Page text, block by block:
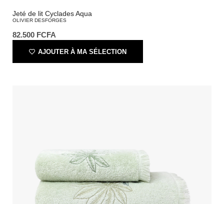
Jeté de lit Cyclades Aqua
OLIVIER DESFORGES
82.500 FCFA
AJOUTER À MA SÉLECTION